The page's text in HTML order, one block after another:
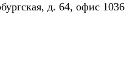
д. 64, офис 1036